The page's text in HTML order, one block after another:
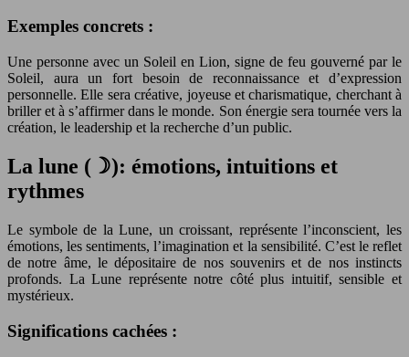
Exemples concrets :
Une personne avec un Soleil en Lion, signe de feu gouverné par le
Soleil, aura un fort besoin de reconnaissance et d’expression
personnelle. Elle sera créative, joyeuse et charismatique, cherchant à
briller et à s’affirmer dans le monde. Son énergie sera tournée vers la
création, le leadership et la recherche d’un public.
La lune (☽): émotions, intuitions et
rythmes
Le symbole de la Lune, un croissant, représente l’inconscient, les
émotions, les sentiments, l’imagination et la sensibilité. C’est le reflet
de notre âme, le dépositaire de nos souvenirs et de nos instincts
profonds. La Lune représente notre côté plus intuitif, sensible et
mystérieux.
Significations cachées :